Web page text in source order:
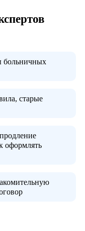
больничных
старые
оформлять